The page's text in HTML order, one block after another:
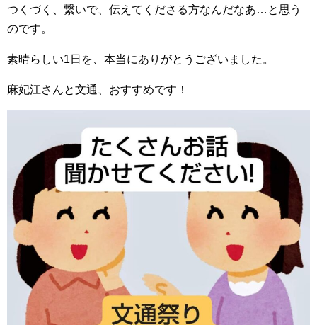
つくづく、繋いで、伝えてくださる方なんだなあ…と思う
のです。
素晴らしい1日を、本当にありがとうございました。
麻妃江さんと文通、おすすめです！